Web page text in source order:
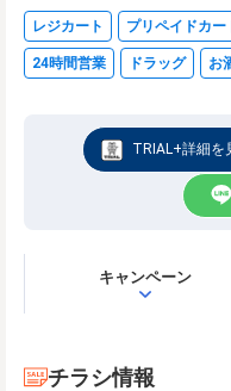
レジカート プリペイドカー
24時間営業 ドラッグ お
TRIAL+詳細を
キャンペーン
チラシ情報